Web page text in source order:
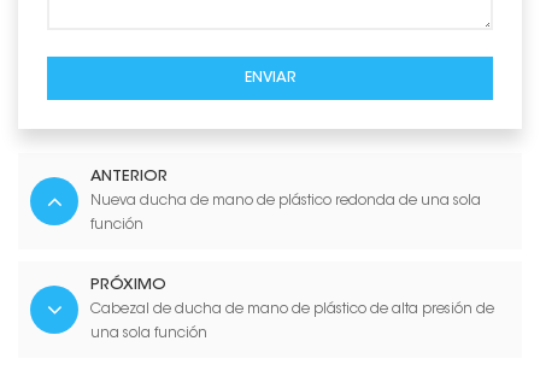
ENVIAR
ANTERIOR
Nueva ducha de mano de plástico redonda de una sola
función
PRÓXIMO
Cabezal de ducha de mano de plástico de alta presión de
una sola función